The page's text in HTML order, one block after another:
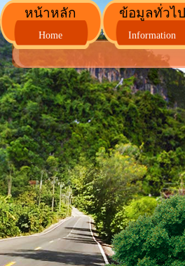
หน้าหลัก
Home
ข้อมูลทั่วไป
Information